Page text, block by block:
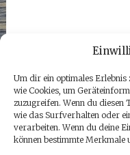
Um dir ein optimales
wie Cookies, um
zuzugreifen. Wenn du diesen
wie das Surfverhalten oder
verarbeiten. Wenn du deine
können bestimmte Merkmale